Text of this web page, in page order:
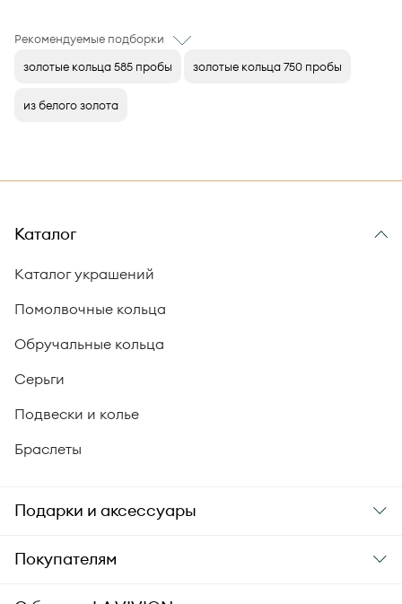
Рекомендуемые подборки
золотые кольца 585 пробы
золотые кольца 750 пробы
из белого золота
Каталог
Каталог украшений
Помолвочные кольца
Обручальные кольца
Серьги
Подвески и колье
Браслеты
Подарки и аксессуары
Подарки
Покупателям
Заказ и оплата